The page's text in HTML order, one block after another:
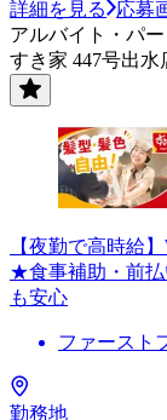
詳細を見る
応募
アルバイト・パー
すき家 447号出水
【夜勤で高時給
★食事補助・前
も安心
ファースト
勤務地